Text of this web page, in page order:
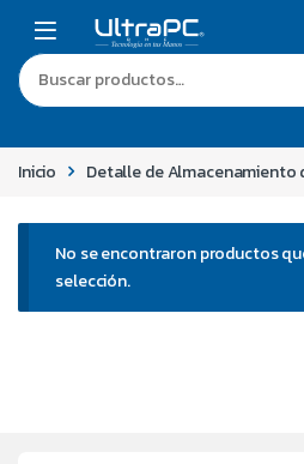
Inicio Detalle de Almacenamiento
No se encontraron productos
selección.